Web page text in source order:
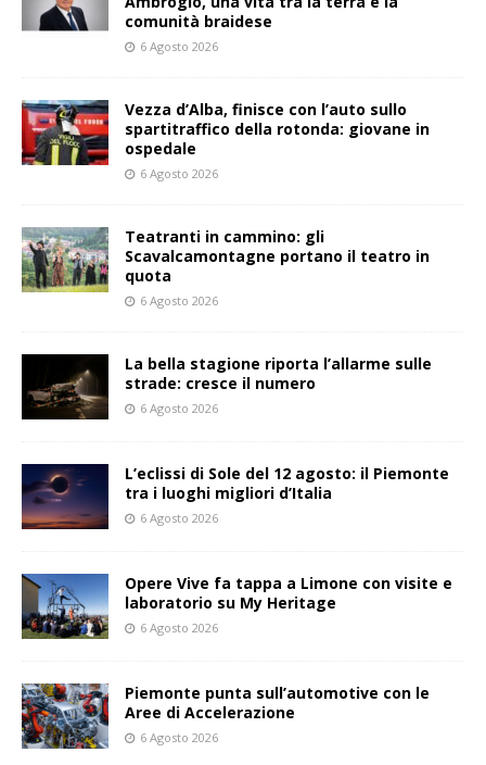
comunità braidese
6 Agosto 2026
Vezza d’Alba, finisce con l’auto sullo
spartitraffico della rotonda: giovane in
ospedale
6 Agosto 2026
Teatranti in cammino: gli
Scavalcamontagne portano il teatro in
quota
6 Agosto 2026
La bella stagione riporta l’allarme sulle
strade: cresce il numero
6 Agosto 2026
L’eclissi di Sole del 12 agosto: il Piemonte
tra i luoghi migliori d’Italia
6 Agosto 2026
Opere Vive fa tappa a Limone con visite e
laboratorio su My Heritage
6 Agosto 2026
Piemonte punta sull’automotive con le
Aree di Accelerazione
6 Agosto 2026